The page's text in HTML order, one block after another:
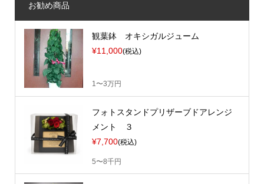
お勧め商品
観葉鉢 オキシガルジューム
¥11,000(税込)
1〜3万円
フォトスタンドプリザーブドアレンジ
メント ３
¥7,700(税込)
5〜8千円